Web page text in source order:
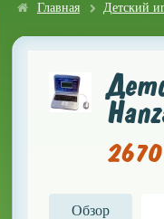
Главная Детский
Обзор